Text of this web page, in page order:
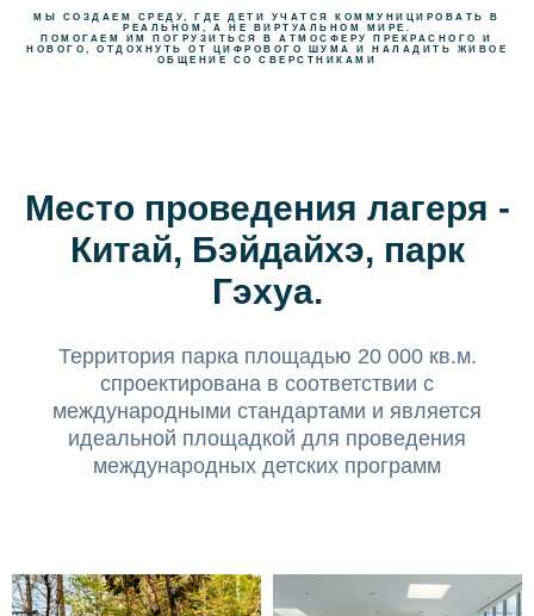
МЫ СОЗДАЕМ СРЕДУ, ГДЕ ДЕТИ УЧАТСЯ КОММУНИЦИРОВАТЬ В
РЕАЛЬНОМ, А НЕ ВИРТУАЛЬНОМ МИРЕ.
ПОМОГАЕМ ИМ ПОГРУЗИТЬСЯ В АТМОСФЕРУ ПРЕКРАСНОГО И
НОВОГО, ОТДОХНУТЬ ОТ ЦИФРОВОГО ШУМА И НАЛАДИТЬ ЖИВОЕ
ОБЩЕНИЕ СО СВЕРСТНИКАМИ
Место проведения лагеря -
Китай, Бэйдайхэ, парк
Гэхуа.
Территория парка площадью 20 000 кв.м.
спроектирована в соответствии с
международными стандартами и является
идеальной площадкой для проведения
международных детских программ